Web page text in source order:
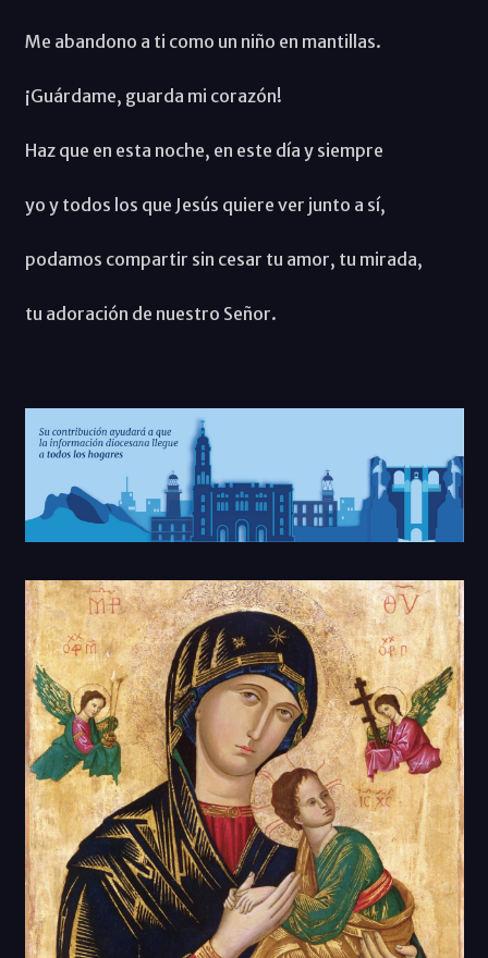
Me abandono a ti como un niño en mantillas.
¡Guárdame, guarda mi corazón!
Haz que en esta noche, en este día y siempre
yo y todos los que Jesús quiere ver junto a sí,
podamos compartir sin cesar tu amor, tu mirada,
tu adoración de nuestro Señor.